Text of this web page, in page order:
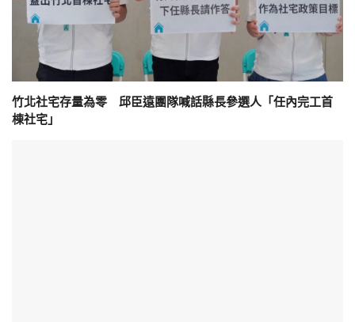
竹北社宅存量為零 邱臣遠團隊喊話縣長參選人「任內完工首
棟社宅」